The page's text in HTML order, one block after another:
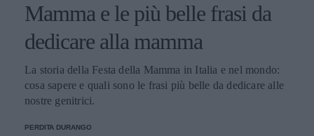
Mamma e le più belle frasi da
dedicare alla mamma
La storia della Festa della Mamma in Italia e nel mondo:
cosa sapere e quali sono le frasi più belle da dedicare alle
nostre genitrici.
PERDITA DURANGO